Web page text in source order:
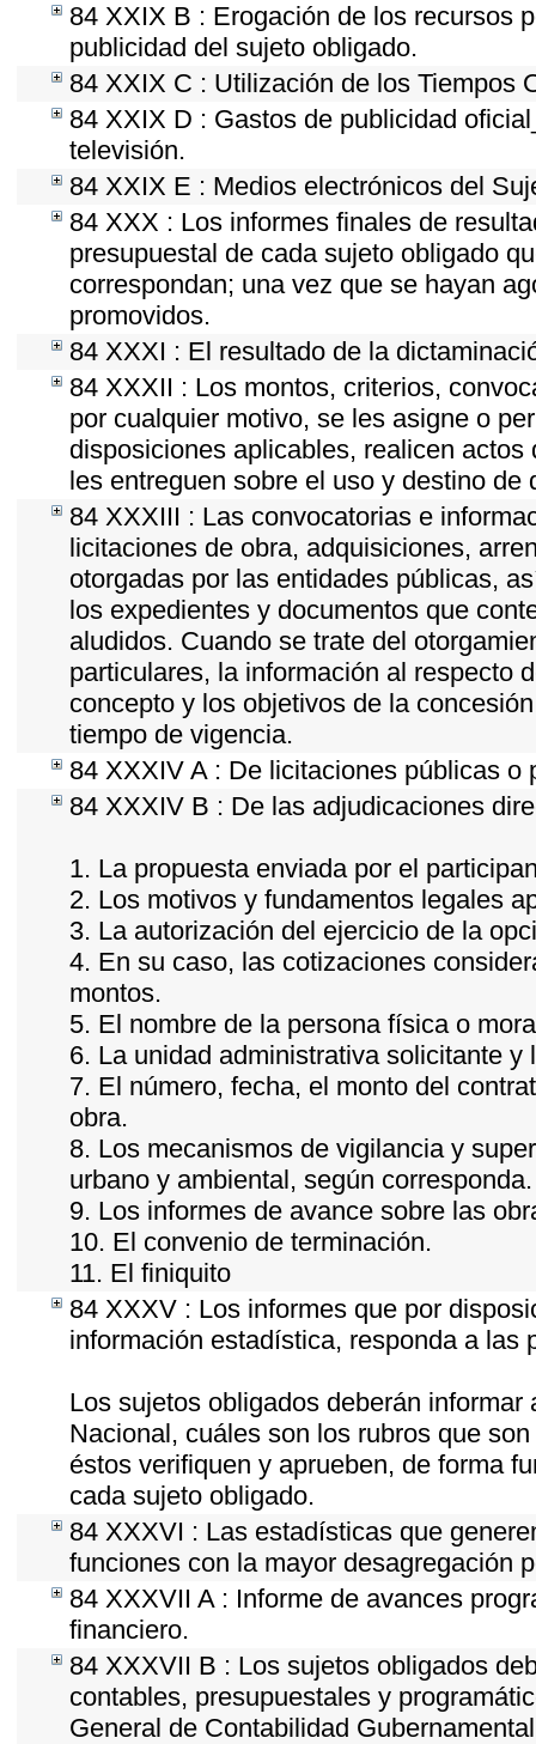
84 XXIX B : Erogación de los recursos
publicidad del sujeto obligado.
84 XXIX C : Utilización de los Tiempos
84 XXIX D : Gastos de publicidad
televisión.
84 XXIX E : Medios electrónicos del
84 XXX : Los informes finales de
presupuestal de cada sujeto obligado
correspondan; una vez que se hayan
promovidos.
84 XXXI : El resultado de la
84 XXXII : Los montos, criterios,
por cualquier motivo, se les asigne o
disposiciones aplicables, realicen
les entreguen sobre el uso y destino de
84 XXXIII : Las convocatorias e
licitaciones de obra, adquisiciones,
otorgadas por las entidades públicas,
los expedientes y documentos que
aludidos. Cuando se trate del
particulares, la información al respecto
concepto y los objetivos de la
tiempo de vigencia.
84 XXXIV A : De licitaciones públicas
84 XXXIV B : De las adjudicaciones
1. La propuesta enviada por el
2. Los motivos y fundamentos legales
3. La autorización del ejercicio de la
4. En su caso, las cotizaciones
montos.
5. El nombre de la persona física o
6. La unidad administrativa solicitante
7. El número, fecha, el monto del
obra.
8. Los mecanismos de vigilancia y
urbano y ambiental, según corresponda.
9. Los informes de avance sobre las
10. El convenio de terminación.
11. El finiquito
84 XXXV : Los informes que por
información estadística, responda a las
Los sujetos obligados deberán
Nacional, cuáles son los rubros que
éstos verifiquen y aprueben, de forma
cada sujeto obligado.
84 XXXVI : Las estadísticas que
funciones con la mayor desagregación
84 XXXVII A : Informe de avances
financiero.
84 XXXVII B : Los sujetos obligados
contables, presupuestales y
General de Contabilidad